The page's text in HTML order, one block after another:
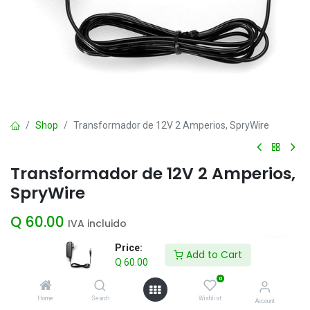
Price:
Q 60.00
Add to Cart
Home Search
0
Wishlist Account
Shop Transformador de 12V 2 Amperios, SpryWire
Transformador de 12V 2 Amperios,
SpryWire
Q 60.00 IVA incluido
Add to Cart
Agregar a la lista de deseos